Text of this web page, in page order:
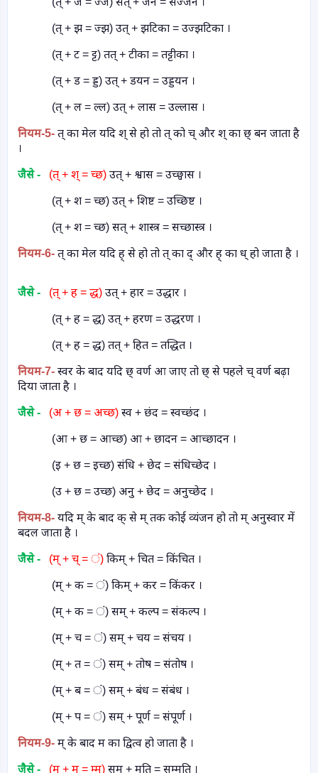
(त् + झ = ज्झ) उत् + झटिका = उज्झटिका ।
(त् + ट = ट्ट) तत् + टीका = तट्टीका ।
(त् + ड = ड्ड) उत् + डयन = उड्डयन ।
(त् + ल = ल्ल) उत् + लास = उल्लास ।
नियम-5- त् का मेल यदि श् से हो तो त् को च् और श् का छ् बन जाता है
।
जैसे - (त् + श् = च्छ) उत् + श्वास = उच्छ्वास ।
(त् + श = च्छ) उत् + शिष्ट = उच्छिष्ट ।
(त् + श = च्छ) सत् + शास्त्र = सच्छास्त्र ।
नियम-6- त् का मेल यदि ह् से हो तो त् का द् और ह् का ध् हो जाता है ।
जैसे - (त् + ह = द्ध) उत् + हार = उद्धार ।
(त् + ह = द्ध) उत् + हरण = उद्धरण ।
(त् + ह = द्ध) तत् + हित = तद्धित ।
नियम-7- स्वर के बाद यदि छ् वर्ण आ जाए तो छ् से पहले च् वर्ण बढ़ा
दिया जाता है ।
जैसे - (अ + छ = अच्छ) स्व + छंद = स्वच्छंद ।
(आ + छ = आच्छ) आ + छादन = आच्छादन ।
(इ + छ = इच्छ) संधि + छेद = संधिच्छेद ।
(उ + छ = उच्छ) अनु + छेद = अनुच्छेद ।
नियम-8- यदि म् के बाद क् से म् तक कोई व्यंजन हो तो म् अनुस्वार में
बदल जाता है ।
जैसे - (म् + च् = ं) किम् + चित = किंचित ।
(म् + क = ं) किम् + कर = किंकर ।
(म् + क = ं) सम् + कल्प = संकल्प ।
(म् + च = ं) सम् + चय = संचय ।
(म् + त = ं) सम् + तोष = संतोष ।
(म् + ब = ं) सम् + बंध = संबंध ।
(म् + प = ं) सम् + पूर्ण = संपूर्ण ।
नियम-9- म् के बाद म का द्वित्व हो जाता है ।
जैसे - (म् + म = म्म) सम् + मति = सम्मति ।